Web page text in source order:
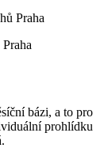
bázi, a to pro
prohlídku